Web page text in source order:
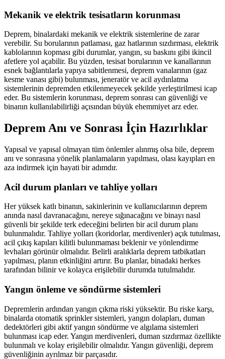
Mekanik ve elektrik tesisatların korunması
Deprem, binalardaki mekanik ve elektrik sistemlerine de zarar
verebilir. Su borularının patlaması, gaz hatlarının sızdırması, elektrik
kablolarının kopması gibi durumlar, yangın, su baskını gibi ikincil
afetlere yol açabilir. Bu yüzden, tesisat borularının ve kanallarının
esnek bağlantılarla yapıya sabitlenmesi, deprem vanalarının (gaz
kesme vanası gibi) bulunması, jeneratör ve acil aydınlatma
sistemlerinin depremden etkilenmeyecek şekilde yerleştirilmesi icap
eder. Bu sistemlerin korunması, deprem sonrası can güvenliği ve
binanın kullanılabilirliği açısından büyük ehemmiyet arz eder.
Deprem Anı ve Sonrası İçin Hazırlıklar
Yapısal ve yapısal olmayan tüm önlemler alınmış olsa bile, deprem
anı ve sonrasına yönelik planlamaların yapılması, olası kayıpları en
aza indirmek için hayati bir adımdır.
Acil durum planları ve tahliye yolları
Her yüksek katlı binanın, sakinlerinin ve kullanıcılarının deprem
anında nasıl davranacağını, nereye sığınacağını ve binayı nasıl
güvenli bir şekilde terk edeceğini belirten bir acil durum planı
bulunmalıdır. Tahliye yolları (koridorlar, merdivenler) açık tutulması,
acil çıkış kapıları kilitli bulunmaması beklenir ve yönlendirme
levhaları görünür olmalıdır. Belirli aralıklarla deprem tatbikatları
yapılması, planın etkinliğini artırır. Bu planlar, binadaki herkes
tarafından bilinir ve kolayca erişilebilir durumda tutulmalıdır.
Yangın önleme ve söndürme sistemleri
Depremlerin ardından yangın çıkma riski yüksektir. Bu riske karşı,
binalarda otomatik sprinkler sistemleri, yangın dolapları, duman
dedektörleri gibi aktif yangın söndürme ve algılama sistemleri
bulunması icap eder. Yangın merdivenleri, duman sızdırmaz özellikte
bulunmalı ve kolay erişilebilir olmalıdır. Yangın güvenliği, deprem
güvenliğinin ayrılmaz bir parçasıdır.